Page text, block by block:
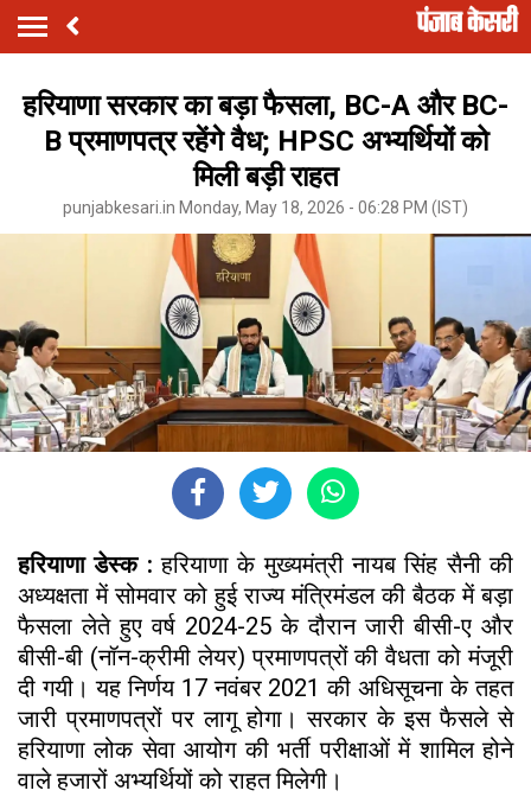
हरियाणा सरकार का बड़ा फैसला, BC-A और BC-
B प्रमाणपत्र रहेंगे वैध; HPSC अभ्यर्थियों को
मिली बड़ी राहत
punjabkesari.in Monday, May 18, 2026 - 06:28 PM (IST)
हरियाणा डेस्क :हरियाणा के मुख्यमंत्री नायब सिंह सैनी की
अध्यक्षता में सोमवार को हुई राज्य मंत्रिमंडल की बैठक में बड़ा
फैसला लेते हुए वर्ष 2024-25 के दौरान जारी बीसी-ए और
बीसी-बी (नॉन-क्रीमी लेयर) प्रमाणपत्रों की वैधता को मंजूरी
दी गयी। यह निर्णय 17 नवंबर 2021 की अधिसूचना के तहत
जारी प्रमाणपत्रों पर लागू होगा। सरकार के इस फैसले से
हरियाणा लोक सेवा आयोग की भर्ती परीक्षाओं में शामिल होने
वाले हजारों अभ्यर्थियों को राहत मिलेगी।